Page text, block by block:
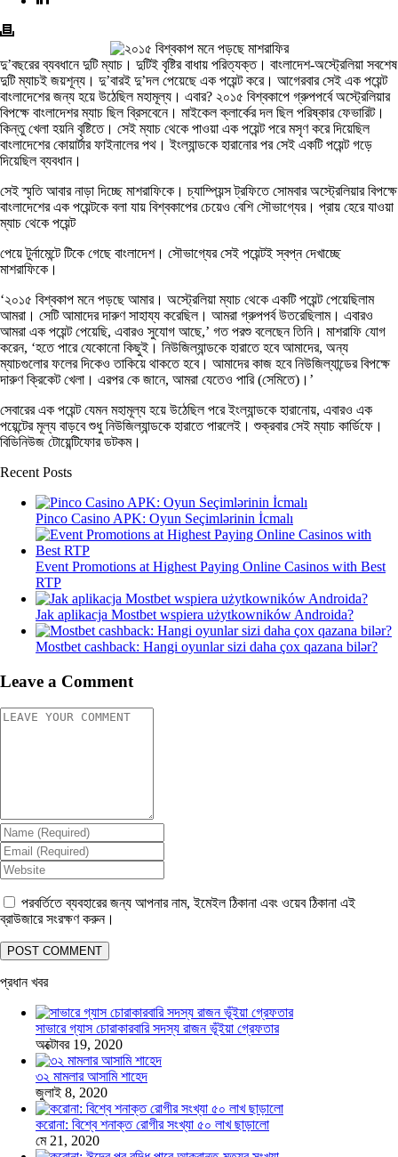
দু’বছরের ব্যবধানে দুটি ম্যাচ। দুটিই বৃষ্টির বাধায় পরিত্যক্ত। বাংলাদেশ-অস্ট্রেলিয়া সবশেষ
দুটি ম্যাচই জয়শূন্য। দু’বারই দু’দল পেয়েছে এক পয়েন্ট করে। আগেরবার সেই এক পয়েন্ট
বাংলাদেশের জন্য হয়ে উঠেছিল মহামূল্য। এবার? ২০১৫ বিশ্বকাপে গ্রুপপর্বে অস্ট্রেলিয়ার
বিপক্ষে বাংলাদেশর ম্যাচ ছিল ব্রিসবেনে। মাইকেল ক্লার্কের দল ছিল পরিষ্কার ফেভারিট।
কিন্তু খেলা হয়নি বৃষ্টিতে। সেই ম্যাচ থেকে পাওয়া এক পয়েন্ট পরে মসৃণ করে দিয়েছিল
বাংলাদেশের কোয়ার্টার ফাইনালের পথ। ইংল্যান্ডকে হারানোর পর সেই একটি পয়েন্ট গড়ে
দিয়েছিল ব্যবধান।
সেই স্মৃতি আবার নাড়া দিচ্ছে মাশরাফিকে। চ্যাম্পিয়ন্স ট্রফিতে সোমবার অস্ট্রেলিয়ার বিপক্ষে
বাংলাদেশের এক পয়েন্টকে বলা যায় বিশ্বকাপের চেয়েও বেশি সৌভাগ্যের। প্রায় হেরে যাওয়া
ম্যাচ থেকে পয়েন্ট
পেয়ে টুর্নামেন্টে টিকে গেছে বাংলাদেশ। সৌভাগ্যের সেই পয়েন্টই স্বপ্ন দেখাচ্ছে
মাশরাফিকে।
‘২০১৫ বিশ্বকাপ মনে পড়ছে আমার। অস্ট্রেলিয়া ম্যাচ থেকে একটি পয়েন্ট পেয়েছিলাম
আমরা। সেটি আমাদের দারুণ সাহায্য করেছিল। আমরা গ্রুপপর্ব উতরেছিলাম। এবারও
আমরা এক পয়েন্ট পেয়েছি, এবারও সুযোগ আছে,’ গত পরশু বলেছেন তিনি। মাশরাফি যোগ
করেন, ‘হতে পারে যেকোনো কিছুই। নিউজিল্যান্ডকে হারাতে হবে আমাদের, অন্য
ম্যাচগুলোর ফলের দিকেও তাকিয়ে থাকতে হবে। আমাদের কাজ হবে নিউজিল্যান্ডের বিপক্ষে
দারুণ ক্রিকেট খেলা। এরপর কে জানে, আমরা যেতেও পারি (সেমিতে)।’
সেবারের এক পয়েন্ট যেমন মহামূল্য হয়ে উঠেছিল পরে ইংল্যান্ডকে হারানোয়, এবারও এক
পয়েন্টের মূল্য বাড়বে শুধু নিউজিল্যান্ডকে হারাতে পারলেই। শুক্রবার সেই ম্যাচ কার্ডিফে।
বিডিনিউজ টোয়েন্টিফোর ডটকম।
Recent Posts
Pinco Casino APK: Oyun Seçimlərinin İcmalı
Event Promotions at Highest Paying Online Casinos with Best
RTP
Jak aplikacja Mostbet wspiera użytkowników Androida?
Mostbet cashback: Hangi oyunlar sizi daha çox qazana bilər?
Leave a Comment
পরবর্তিতে ব্যবহারের জন্য আপনার নাম, ইমেইল ঠিকানা এবং ওয়েব ঠিকানা এই
ব্রাউজারে সংরক্ষণ করুন।
প্রধান খবর
সাভারে গ্যাস চোরাকারবারি সদস্য রাজন ভূঁইয়া গ্রেফতার
অক্টোবর 19, 2020
৩২ মামলার আসামি শাহেদ
জুলাই 8, 2020
করোনা: বিশ্বে শনাক্ত রোগীর সংখ্যা ৫০ লাখ ছাড়ালো
মে 21, 2020